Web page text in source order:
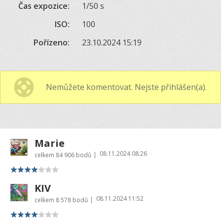
Čas expozice:
1/50 s
ISO:
100
Pořízeno:
23.10.2024 15:19
Nemůžete komentovat. Nejste přihlášen(a).
Marie
celkem 84 906 bodů | 08.11.2024 08:26
KIV
celkem 8 578 bodů | 08.11.2024 11:52